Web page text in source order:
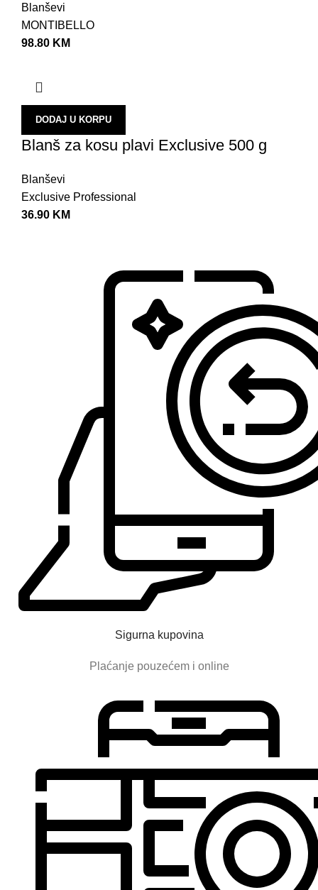
Blanševi
MONTIBELLO
98.80 KM
DODAJ U KORPU
Blanš za kosu plavi Exclusive 500 g
Blanševi
Exclusive Professional
36.90 KM
Sigurna kupovina
Plaćanje pouzećem i online